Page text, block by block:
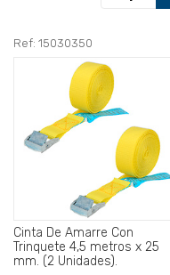
Ref: 15030350
Cinta De Amarre Con
Trinquete 4,5 metros x 25
mm. (2 Unidades).